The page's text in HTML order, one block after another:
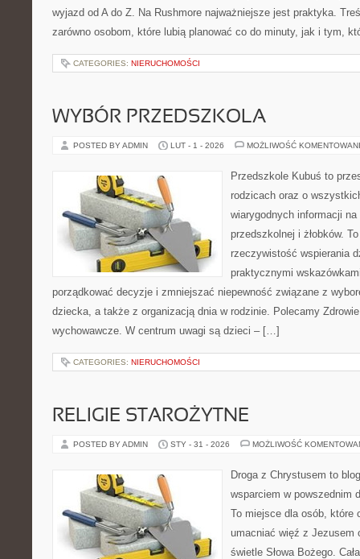
wyjazd od A do Z. Na Rushmore najważniejsze jest praktyka.
zarówno osobom, które lubią planować co do minuty, jak i tym,
CATEGORIES: NIERUCHOMOŚCI
WYBÓR PRZEDSZKOLA
POSTED BY ADMIN LUT - 1 - 2026 MOŻLIWOŚĆ
Przedszkole Kubuś to
rodzicach oraz o
wiarygodnych informacji
przedszkolnej i żłobków.
rzeczywistość wspierania
praktycznymi
porządkować decyzje i zmniejszać niepewność związane z
dziecka, a także z organizacją dnia w rodzinie. Polecamy
wychowawcze. W centrum uwagi są dzieci – […]
CATEGORIES: NIERUCHOMOŚCI
RELIGIE STAROŻYTNE
POSTED BY ADMIN STY - 31 - 2026 MOŻLIWOŚĆ
Droga z Chrystusem to
wsparciem w powszednim
To miejsce dla osób, które
umacniać więź z Jezusem
świetle Słowa Bożego.